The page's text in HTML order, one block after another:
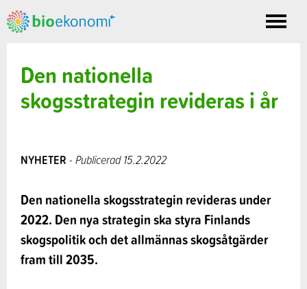
Toggle
Den nationella
skogsstrategin revideras i år
NYHETER - Publicerad 15.2.2022
Den nationella skogsstrategin revideras under
2022. Den nya strategin ska styra Finlands
skogspolitik och det allmännas skogsåtgärder
fram till 2035.